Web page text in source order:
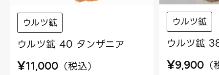
ウルツ鉱
ウルツ鉱 40 タンザニア
¥11,000 （税込）
ウルツ鉱
ウルツ鉱
¥9,900 （